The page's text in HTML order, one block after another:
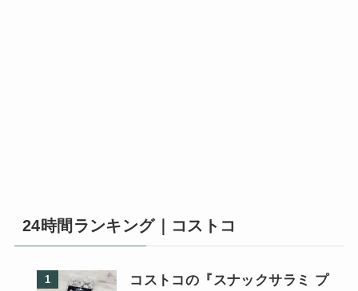
24時間ランキング｜コストコ
コストコの『スナックサラミ プ